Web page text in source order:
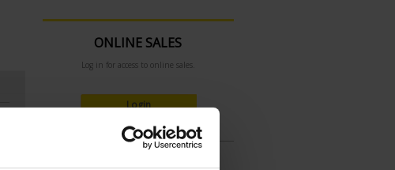
ONLINE SALES
Log in for access to online sales.
Login